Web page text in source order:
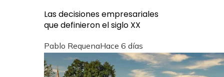
Las decisiones empresariales
que definieron el siglo XX
Pablo RequenaHace 6 días